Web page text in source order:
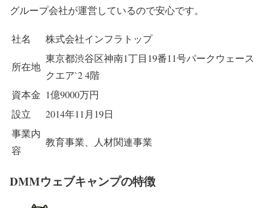
グループ会社が運営しているので安心です。
社名 株式会社インフラトップ
所在地
東京都渋谷区神南1丁目19番11号パークウェース
クエア`2 4階
資本金 1億9000万円
設立
2014年11月19日
事業内
容
教育事業、人材関連事業
DMMウェブキャンプの特徴